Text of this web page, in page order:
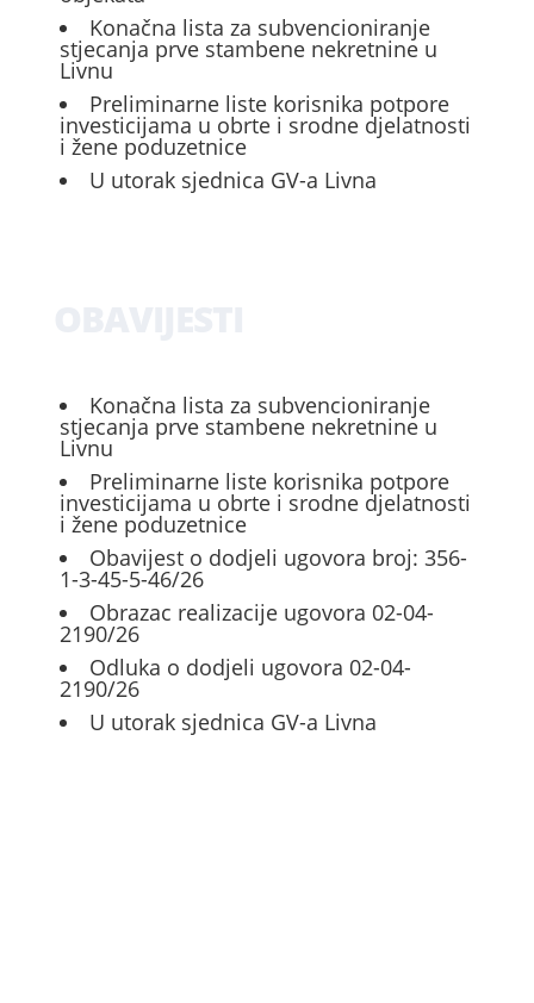
Konačna lista za subvencioniranje
stjecanja prve stambene nekretnine u
Livnu
Preliminarne liste korisnika potpore
investicijama u obrte i srodne djelatnosti
i žene poduzetnice
U utorak sjednica GV-a Livna
Konačna lista za subvencioniranje
stjecanja prve stambene nekretnine u
Livnu
Preliminarne liste korisnika potpore
investicijama u obrte i srodne djelatnosti
i žene poduzetnice
Obavijest o dodjeli ugovora broj: 356-
1-3-45-5-46/26
Obrazac realizacije ugovora 02-04-
2190/26
Odluka o dodjeli ugovora 02-04-
2190/26
U utorak sjednica GV-a Livna